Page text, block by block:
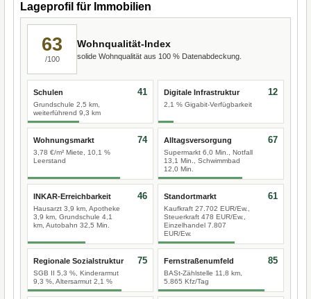
Lageprofil für Immobilien
63
/100
Wohnqualität-Index
solide Wohnqualität aus 100 % Datenabdeckung.
Schulen
Grundschule 2,5 km,
weiterführend 9,3 km
41 Digitale Infrastruktur
2,1 % Gigabit-Verfügbarkeit
12
Wohnungsmarkt
3,78 €/m² Miete, 10,1 %
Leerstand
74 Alltagsversorgung
Supermarkt 6,0 Min., Notfall
13,1 Min., Schwimmbad
12,0 Min.
67
INKAR-Erreichbarkeit
Hausarzt 3,9 km, Apotheke
3,9 km, Grundschule 4,1
km, Autobahn 32,5 Min.
46 Standortmarkt
Kaufkraft 27.702 EUR/Ew.,
Steuerkraft 478 EUR/Ew.,
Einzelhandel 7.807
EUR/Ew.
61
Regionale Sozialstruktur
SGB II 5,3 %, Kinderarmut
9,3 %, Altersarmut 2,1 %
75 Fernstraßenumfeld
BASt-Zählstelle 11,8 km,
5.865 Kfz/Tag
85